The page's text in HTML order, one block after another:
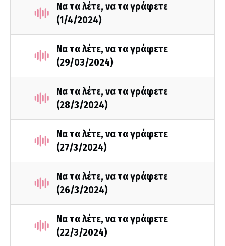
Να τα λέτε, να τα γράφετε
(1/4/2024)
Να τα λέτε, να τα γράφετε
(29/03/2024)
Να τα λέτε, να τα γράφετε
(28/3/2024)
Να τα λέτε, να τα γράφετε
(27/3/2024)
Να τα λέτε, να τα γράφετε
(26/3/2024)
Να τα λέτε, να τα γράφετε
(22/3/2024)